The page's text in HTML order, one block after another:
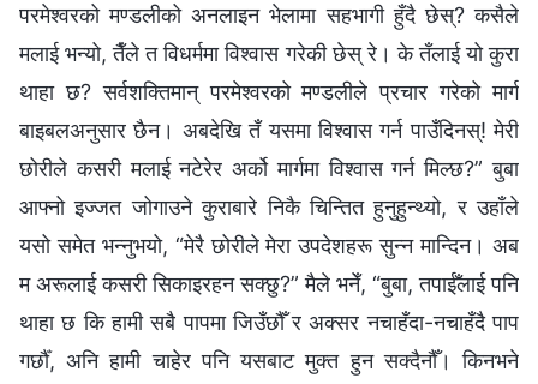
परमेश्‍वरको मण्डलीको अनलाइन भेलामा सहभागी हुँदै छेस्? कसैले
मलाई भन्यो, तैँले त विधर्ममा विश्‍वास गरेकी छेस् रे। के तँलाई यो कुरा
थाहा छ? सर्वशक्तिमान्‌ परमेश्‍वरको मण्डलीले प्रचार गरेको मार्ग
बाइबलअनुसार छैन। अबदेखि तँ यसमा विश्‍वास गर्न पाउँदिनस्! मेरी
छोरीले कसरी मलाई नटेरेर अर्को मार्गमा विश्वास गर्न मिल्छ?” बुबा
आफ्नो इज्जत जोगाउने कुराबारे निकै चिन्तित हुनुहुन्थ्यो, र उहाँले
यसो समेत भन्नुभयो, “मेरै छोरीले मेरा उपदेशहरू सुन्न मान्दिन। अब
म अरूलाई कसरी सिकाइरहन सक्छु?” मैले भनेँ, “बुबा, तपाईँलाई पनि
थाहा छ कि हामी सबै पापमा जिउँछौँ र अक्सर नचाहँदा-नचाहँदै पाप
गर्छौँ, अनि हामी चाहेर पनि यसबाट मुक्त हुन सक्दैनौँ। किनभने